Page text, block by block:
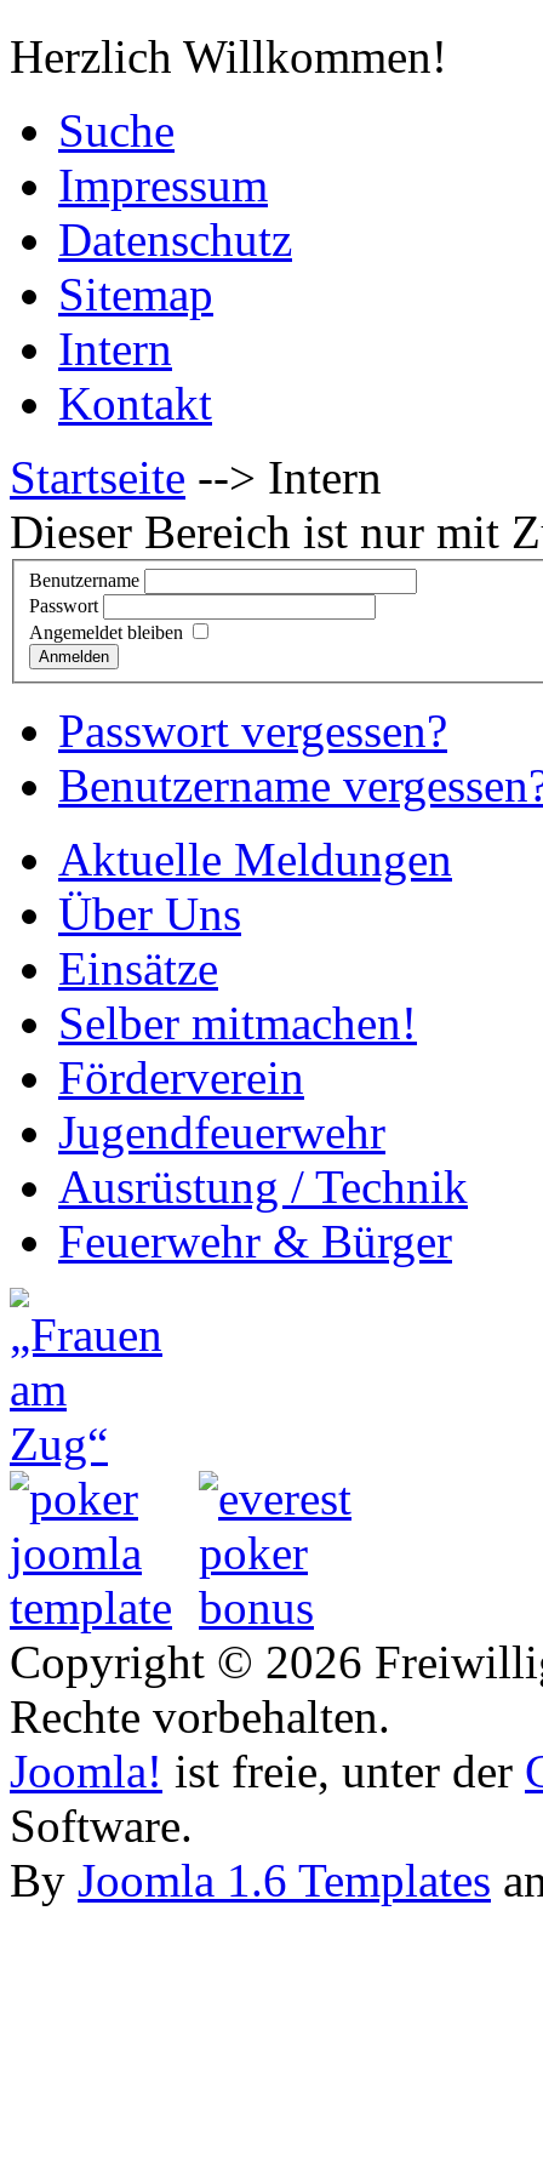
Herzlich Willkommen!
Suche
Impressum
Datenschutz
Sitemap
Intern
Kontakt
Startseite --> Intern
Dieser Bereich ist nur mit
Benutzername
Passwort
Angemeldet bleiben
Anmelden
Passwort vergessen?
Benutzername
Aktuelle Meldungen
Über Uns
Einsätze
Selber mitmachen!
Förderverein
Jugendfeuerwehr
Ausrüstung / Technik
Feuerwehr & Bürger
Copyright © 2026
Rechte vorbehalten.
Joomla! ist freie, unter der
Software.
By Joomla 1.6 Templates